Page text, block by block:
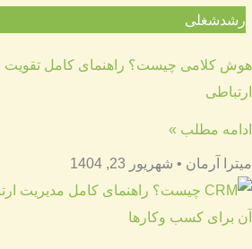
رشدشغلی
هوش کلامی چیست؟ راهنمای کامل تقویت
ارتباطی
ادامه مطلب »
میترا آرمان شهریور 23, 1404